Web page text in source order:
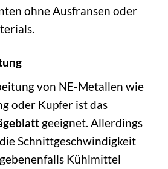
ohne Ausfransen oder
von NE-Metallen wie
oder Kupfer ist das
geeignet. Allerdings
Schnittgeschwindigkeit
Kühlmittel